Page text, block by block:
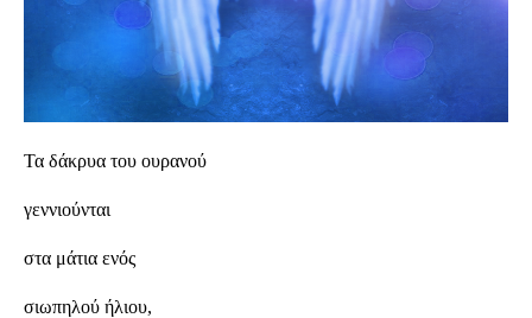
Τα δάκρυα του ουρανού
γεννιούνται
στα μάτια ενός
σιωπηλού ήλιου,